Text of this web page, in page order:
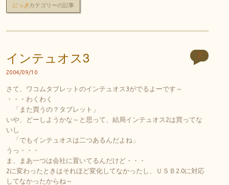
にっきカテゴリーの記事
インテュオス3
2004/09/10
2
さて、ワコムタブレットのインテュオス3がでるよーです～
・・・わくわく
「また買うの？タブレット」
いや、どーしようかな～と思って、結局インテュオス2は買ってな
いし
「でもインテュオスは二つあるんだよね」
うっ・・・
ま、まあ一つは会社に置いてるんだけど・・・
2に変わったときはそれほど変化してなかったし、ＵＳＢ2.0に対応
してなかったからね～